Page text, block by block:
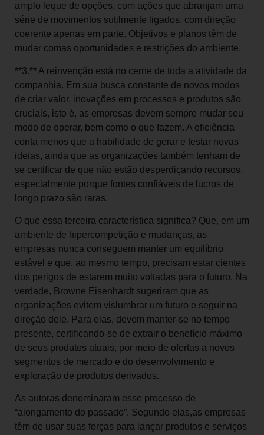
amplo leque de opções, com ações que abranjam uma
série de movimentos sutilmente ligados, com direção
coerente apenas em parte. Objetivos e planos têm de
mudar comas oportunidades e restrições do ambiente.
**3.** A reinvenção está no cerne de toda a atividade da
companhia. Em sua busca constante de novos modos
de criar valor, inovações em processos e produtos são
cruciais, isto é, as empresas devem sempre mudar seu
modo de operar, bem como o que fazem. A eficiência
conta menos que a habilidade de gerar e testar novas
ideias, ainda que as organizações também tenham de
se certificar de que não estão desperdiçando recursos,
especialmente porque fontes confiáveis de lucros de
longo prazo são raras.
O que essa terceira característica significa? Que, em um
ambiente de hipercompetição e mudanças, as
empresas nunca conseguem manter um equilíbrio
estável e que, ao mesmo tempo, precisam estar cientes
dos perigos de estarem muito voltadas para o futuro. Na
verdade, Browne Eisenhardt sugeriram que as
organizações evitem vislumbrar um futuro e seguir na
direção dele. Para elas, devem manter-se no tempo
presente, certificando-se de extrair o benefício máximo
de seus produtos atuais, por meio de ofertas a novos
segmentos de mercado e do desenvolvimento e
exploração de produtos derivados.
As autoras denominaram esse processo de
“alongamento do passado”. Segundo elas,as empresas
têm de usar suas forças para lançar produtos e serviços